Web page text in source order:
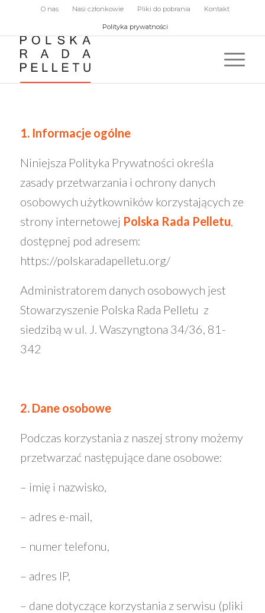
O nas Nasi członkowie Pliki do pobrania Kontakt
Polityka prywatności
1. Informacje ogólne
Niniejsza Polityka Prywatności określa
zasady przetwarzania i ochrony danych
osobowych użytkowników korzystających ze
strony internetowej Polska Rada Pelletu,
dostępnej pod adresem:
https://polskaradapelletu.org/
Administratorem danych osobowych jest
Stowarzyszenie Polska Rada Pelletu z
siedzibą w ul. J. Waszyngtona 34/36, 81-
342
2. Dane osobowe
Podczas korzystania z naszej strony możemy
przetwarzać następujące dane osobowe:
– imię i nazwisko,
– adres e-mail,
– numer telefonu,
– adres IP,
– dane dotyczące korzystania z serwisu (pliki